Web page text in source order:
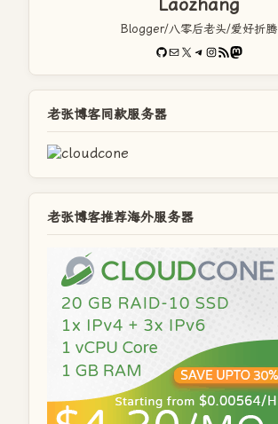
Laozhang
Blogger/八零后老头/爱好折腾
GitHub
电子邮件X Telegram
Instagram
RSS FeedMastodon
老张博客同款服务器
老张博客推荐海外服务器